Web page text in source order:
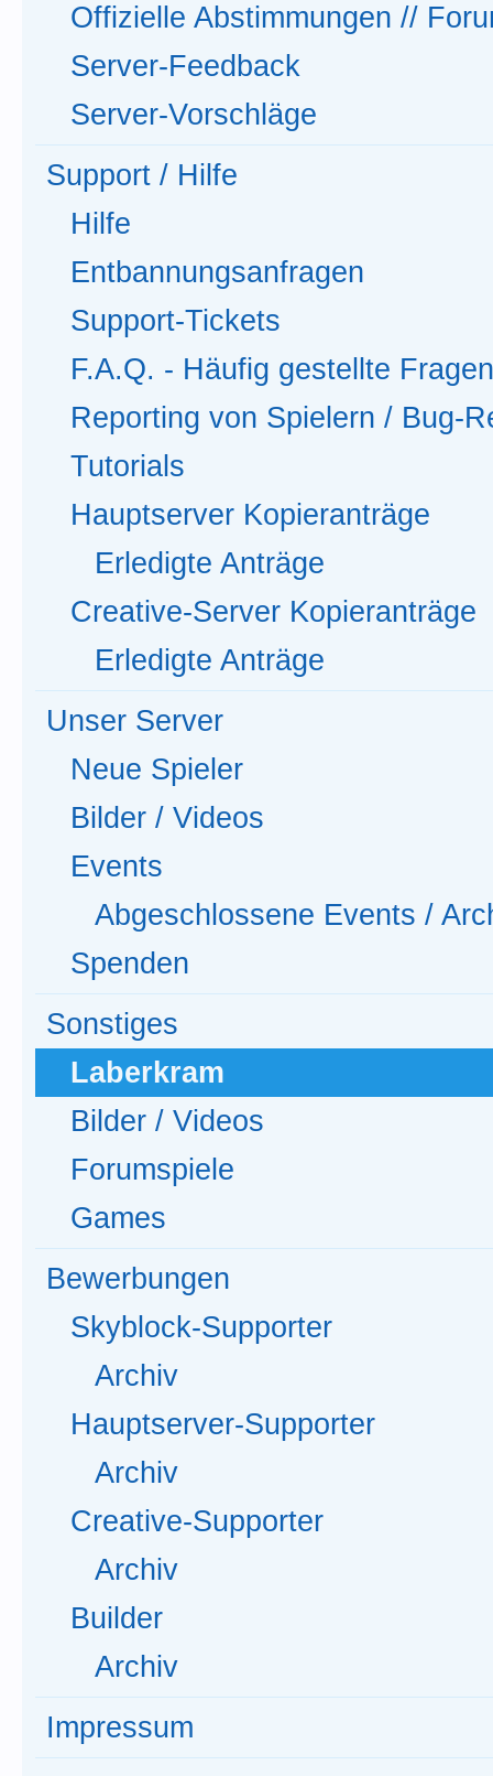
Offizielle Abstimmungen //
Server-Feedback
Server-Vorschläge
Support / Hilfe
Hilfe
Entbannungsanfragen
Support-Tickets
F.A.Q. - Häufig gestellte Fragen
Reporting von Spielern / Bug-
Tutorials
Hauptserver Kopieranträge
Erledigte Anträge
Creative-Server Kopieranträge
Erledigte Anträge
Unser Server
Neue Spieler
Bilder / Videos
Events
Abgeschlossene Events /
Spenden
Sonstiges
Laberkram
Bilder / Videos
Forumspiele
Games
Bewerbungen
Skyblock-Supporter
Archiv
Hauptserver-Supporter
Archiv
Creative-Supporter
Archiv
Builder
Archiv
Impressum